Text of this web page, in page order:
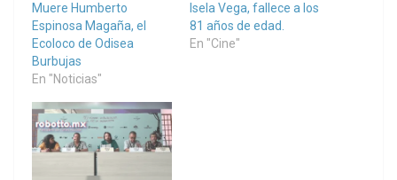
Muere Humberto
Espinosa Magaña, el
Ecoloco de Odisea
Burbujas
En "Noticias"
Isela Vega, fallece a los
81 años de edad.
En "Cine"